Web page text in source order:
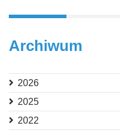
Archiwum
2026
2025
2022